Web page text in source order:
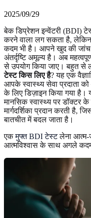
2025/09/29
बेक डिप्रेशन इन्वेंटरी (BDI)
करने वाला लग सकता है, लेकिन
कदम भी है। आपने खुद की
अंतर्दृष्टि अमूल्य है। अब
से उपयोग किया जाए। बहुत से
टेस्ट किस लिए है? यह एक
आपके स्वास्थ्य सेवा प्रदाता
के लिए डिज़ाइन किया गया है।
मानसिक स्वास्थ्य पर डॉक्टर
मार्गदर्शिका प्रदान करती
बातचीत में बदल जाता है।
एकमुफ्त BDI टेस्टलेना आत्म-
आत्मविश्वास के साथ अगले